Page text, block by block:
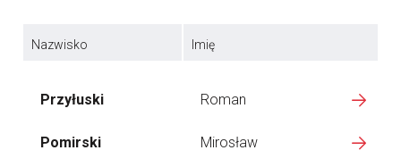
Nazwisko Imię
Przyłuski Roman
Pomirski Mirosław